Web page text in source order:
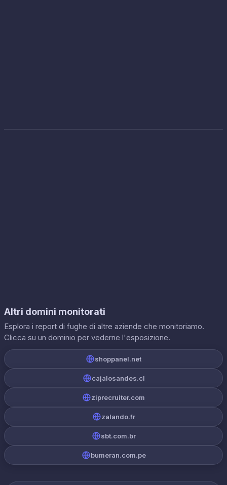
Altri domini monitorati
Esplora i report di fughe di altre aziende che monitoriamo.
Clicca su un dominio per vederne l'esposizione.
shoppanel.net
cajalosandes.cl
ziprecruiter.com
zalando.fr
sbt.com.br
bumeran.com.pe